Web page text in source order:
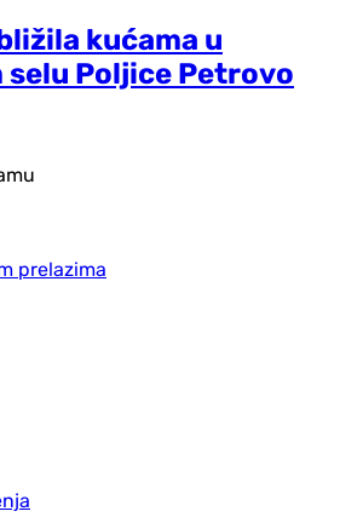
kućama u
Poljice Petrovo
prelazima